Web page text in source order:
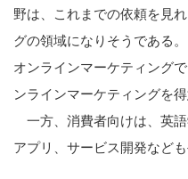
野は、これまでの依頼を見
グの領域になりそうである
オンラインマーケティング
ンラインマーケティングを
一方、消費者向けは、英語
アプリ、サービス開発など
こ
の
サ
ト